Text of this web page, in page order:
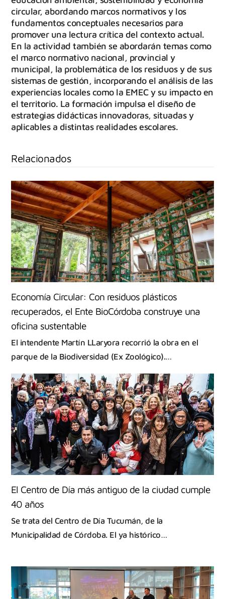
circular, abordando marcos normativos y los
fundamentos conceptuales necesarios para
promover una lectura crítica del contexto actual.
En la actividad también se abordarán temas como
el marco normativo nacional, provincial y
municipal, la problemática de los residuos y de sus
sistemas de gestión, incorporando el análisis de las
experiencias locales como la EMEC y su impacto en
el territorio. La formación impulsa el diseño de
estrategias didácticas innovadoras, situadas y
aplicables a distintas realidades escolares.
Relacionados
Economía Circular: Con residuos plásticos
recuperados, el Ente BioCórdoba construye una
oficina sustentable
El intendente Martín LLaryora recorrió la obra en el
parque de la Biodiversidad (Ex Zoológico).…
El Centro de Día más antiguo de la ciudad cumple
40 años
Se trata del Centro de Día Tucumán, de la
Municipalidad de Córdoba. El ya histórico…